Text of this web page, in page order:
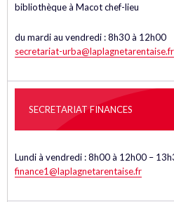
bibliothèque à Macot chef-lieu
du mardi au vendredi : 8h30 à 12h00
secretariat-urba@laplagnetarentaise.fr
SECRETARIAT FINANCES
Lundi à vendredi : 8h00 à 12h00 –
finance1@laplagnetarentaise.fr